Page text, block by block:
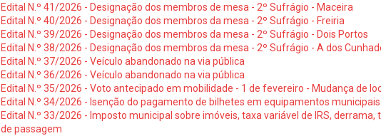
Edital N.º 41/2026 - Designação dos membros de mesa - 2º Sufrágio - Maceira
Edital N.º 40/2026 - Designação dos membros da mesa - 2º Sufrágio - Freiria
Edital N.º 39/2026 - Designação dos membros da mesa - 2º Sufrágio - Dois Portos
Edital N.º 38/2026 - Designação dos membros da mesa - 2º Sufrágio - A dos
Edital N.º 37/2026 - Veículo abandonado na via pública
Edital N.º 36/2026 - Veículo abandonado na via pública
Edital N.º 35/2026 - Voto antecipado em mobilidade - 1 de fevereiro - Mudança de
Edital N.º 34/2026 - Isenção do pagamento de bilhetes em equipamentos municipais
Edital N.º 33/2026 - Imposto municipal sobre imóveis, taxa variável de IRS,
de passagem